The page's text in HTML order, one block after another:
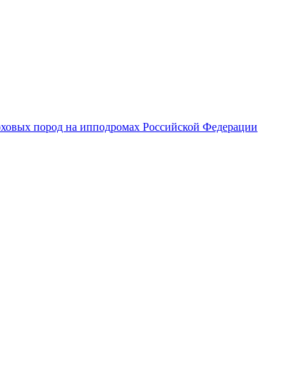
пород на ипподромах Российской Федерации